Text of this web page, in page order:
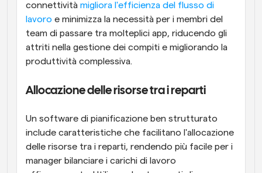
connettività migliora l'efficienza del flusso di
lavoro e minimizza la necessità per i membri del
team di passare tra molteplici app, riducendo gli
attriti nella gestione dei compiti e migliorando la
produttività complessiva.
Allocazione delle risorse tra i reparti
Un software di pianificazione ben strutturato
include caratteristiche che facilitano l'allocazione
delle risorse tra i reparti, rendendo più facile per i
manager bilanciare i carichi di lavoro